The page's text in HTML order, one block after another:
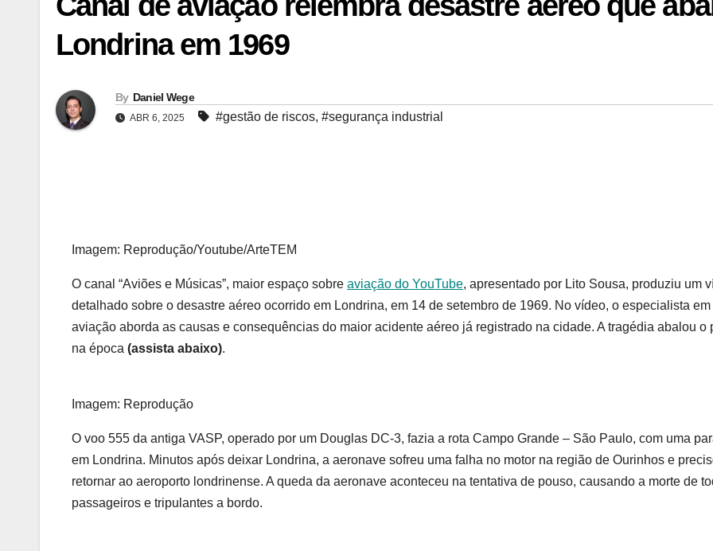
Londrina em 1969
By Daniel Wege
ABR 6, 2025 #gestão de riscos, #segurança industrial
Imagem: Reprodução/Youtube/ArteTEM
O canal “Aviões e Músicas”, maior espaço sobre aviação do YouTube, apresentado por Lito Sousa, produziu um
detalhado sobre o desastre aéreo ocorrido em Londrina, em 14 de setembro de 1969. No vídeo, o especialista em
aviação aborda as causas e consequências do maior acidente aéreo já registrado na cidade. A tragédia abalou o
na época (assista abaixo).
Imagem: Reprodução
O voo 555 da antiga VASP, operado por um Douglas DC-3, fazia a rota Campo Grande – São Paulo, com uma
em Londrina. Minutos após deixar Londrina, a aeronave sofreu uma falha no motor na região de Ourinhos e
retornar ao aeroporto londrinense. A queda da aeronave aconteceu na tentativa de pouso, causando a morte de
passageiros e tripulantes a bordo.